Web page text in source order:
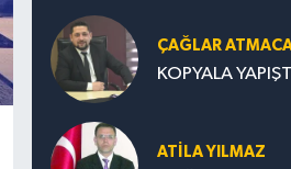
ÇAĞLAR
KOPYALA
ATILA YILMAZ